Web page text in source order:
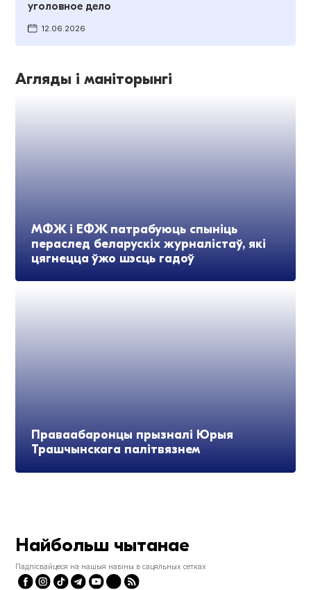
уголовное дело
12.06.2026
Агляды і маніторынгі
МФЖ і ЕФЖ патрабуюць спыніць
пераслед беларускіх журналістаў, які
цягнецца ўжо шэсць гадоў
Праваабаронцы прызналі Юрыя
Трашчынскага палітвязнем
Найбольш чытанае
Падпісвайцеся на нашыя навіны в сацяльных сетках